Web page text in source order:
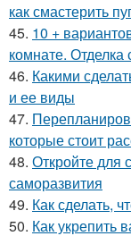
как смастерить
45. 10 +
комнате.
46. Какими
и ее виды
47.
которые стоит
48. Откройте для
саморазвития
49. Как сделать,
50. Как укрепить